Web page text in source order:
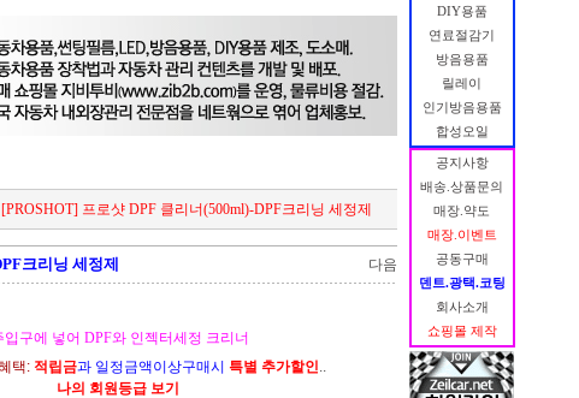
[PROSHOT] 프로샷 DPF 클리너(500ml)-DPF크리닝 세정제
크리닝 세정제 다음
구에 넣어 DPF와 인젝터세정 크리너
택: 적립금과 일정금액이상구매시 특별 추가할인..
나의 회원등급 보기
DIY용품
연료절감기
방음용품
릴레이
인기방음용품
합성오일
공지사항
배송.상품문의
매장.약도
매장.이벤트
공동구매
덴트.광택.코팅
회사소개
쇼핑몰 제작